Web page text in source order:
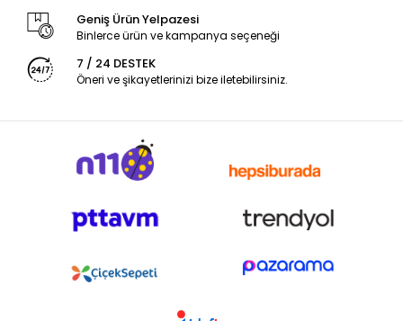
Geniş Ürün Yelpazesi
Binlerce ürün ve kampanya seçeneği
7 / 24 DESTEK
Öneri ve şikayetlerinizi bize iletebilirsiniz.